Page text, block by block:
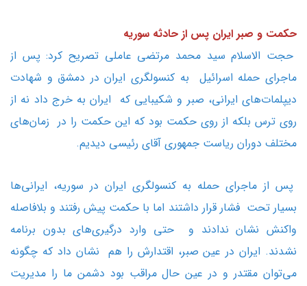
حکمت و صبر ایران پس از حادثه سوریه
حجت الاسلام سید محمد مرتضی عاملی تصریح کرد: پس از
ماجرای حمله اسرائیل به کنسولگری ایران در دمشق و شهادت
دیپلمات‌های ایرانی، صبر و شکیبایی که ایران به خرج داد نه از
روی ترس بلکه از روی حکمت بود که این حکمت را در زمان‌های
مختلف دوران ریاست جمهوری آقای رئیسی دیدیم.
پس از ماجرای حمله به کنسولگری ایران در سوریه، ایرانی‌ها
بسیار تحت فشار قرار داشتند اما با حکمت پیش رفتند و بلافاصله
واکنش نشان ندادند و حتی وارد درگیری‌های بدون برنامه
نشدند. ایران در عین صبر، اقتدارش را هم نشان داد که چگونه
می‌توان مقتدر و در عین حال مراقب بود دشمن ما را مدیریت